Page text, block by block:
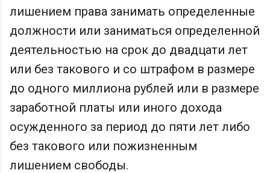
лишением права занимать определенные
должности или заниматься определенной
деятельностью на срок до двадцати лет
или без такового и со штрафом в размере
до одного миллиона рублей или в размере
заработной платы или иного дохода
осужденного за период до пяти лет либо
без такового или пожизненным
лишением свободы.